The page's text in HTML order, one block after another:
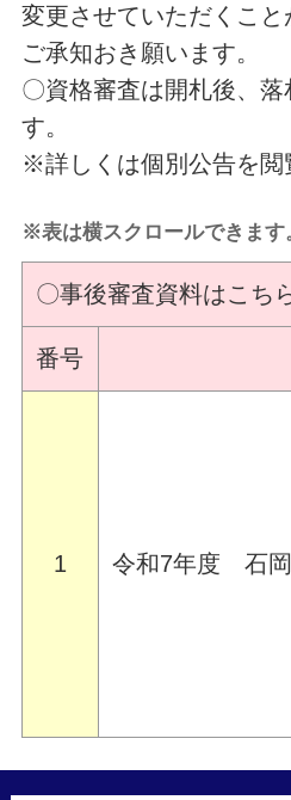
変更させていただくこ
ご承知おき願います。
〇資格審査は開札後、落
す。
※詳しくは個別公告を閲
※表は横スクロールできます
〇事後審査資料はこち
番号
1 令和7年度 石